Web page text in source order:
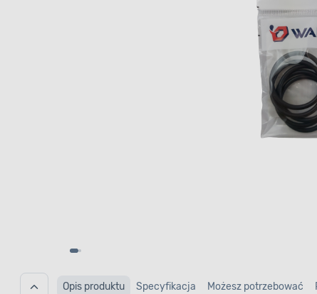
Opis produktu Specyfikacja Możesz potrzebować